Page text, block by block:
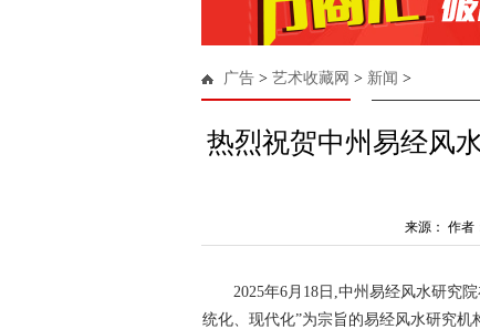
广告 > 艺术收藏网 > 新闻 >
热烈祝贺中州易经风
来源： 作者
2025年6月18日,中州易经风水研究
统化、现代化”为宗旨的易经风水研究